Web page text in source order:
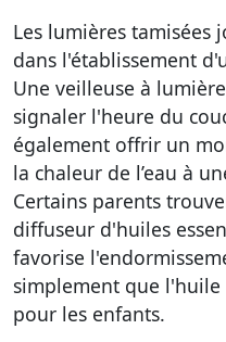
Les lumières
dans l'établissement
Une veilleuse à
signaler l'heure du
également offrir un
la chaleur de l’eau à
Certains parents
diffuseur d'huiles
favorise
simplement que
pour les enfants.